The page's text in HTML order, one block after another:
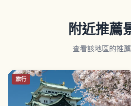
附近推薦
查看該地區的推
旅行